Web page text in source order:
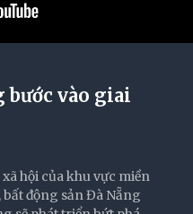
bước vào giai
hội của khu vực miền
động sản Đà Nẵng